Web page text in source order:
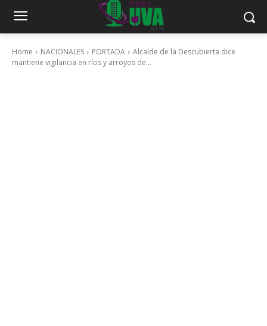
Home NACIONALES PORTADA
Alcalde de la Descubierta dice
mantiene vigilancia en ríos y arroyos de...